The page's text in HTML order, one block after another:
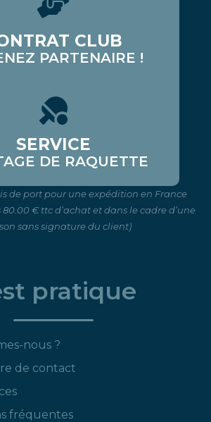
CLUB
PARTENAIRE !
SERVICE
DE RAQUETTE
de port pour une expédition en France
€ ttc d’achat et dans le cadre d’une
sans signature du client)
pratique
nous ?
de contact
fréquentes